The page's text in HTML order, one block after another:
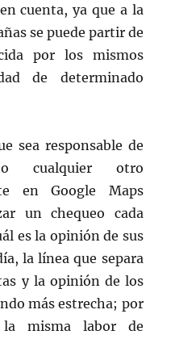
cuenta, ya que a la
se puede partir de
por los mismos
de determinado
sea responsable de
cualquier otro
en Google Maps
un chequeo cada
es la opinión de sus
la línea que separa
y la opinión de los
más estrecha; por
misma labor de